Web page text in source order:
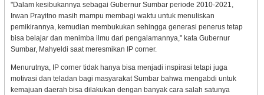
"Dalam kesibukannya sebagai Gubernur Sumbar periode 2010-2021,
Irwan Prayitno masih mampu membagi waktu untuk menuliskan
pemikirannya, kemudian membukukan sehingga generasi penerus tetap
bisa belajar dan menimba ilmu dari pengalamannya," kata Gubernur
Sumbar, Mahyeldi saat meresmikan IP corner.
Menurutnya, IP corner tidak hanya bisa menjadi inspirasi tetapi juga
motivasi dan teladan bagi masyarakat Sumbar bahwa mengabdi untuk
kemajuan daerah bisa dilakukan dengan banyak cara salah satunya